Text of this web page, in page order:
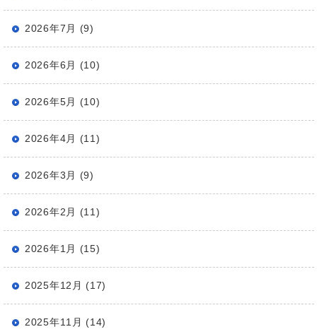
2026年7月 (9)
2026年6月 (10)
2026年5月 (10)
2026年4月 (11)
2026年3月 (9)
2026年2月 (11)
2026年1月 (15)
2025年12月 (17)
2025年11月 (14)